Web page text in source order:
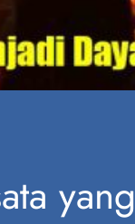
yang